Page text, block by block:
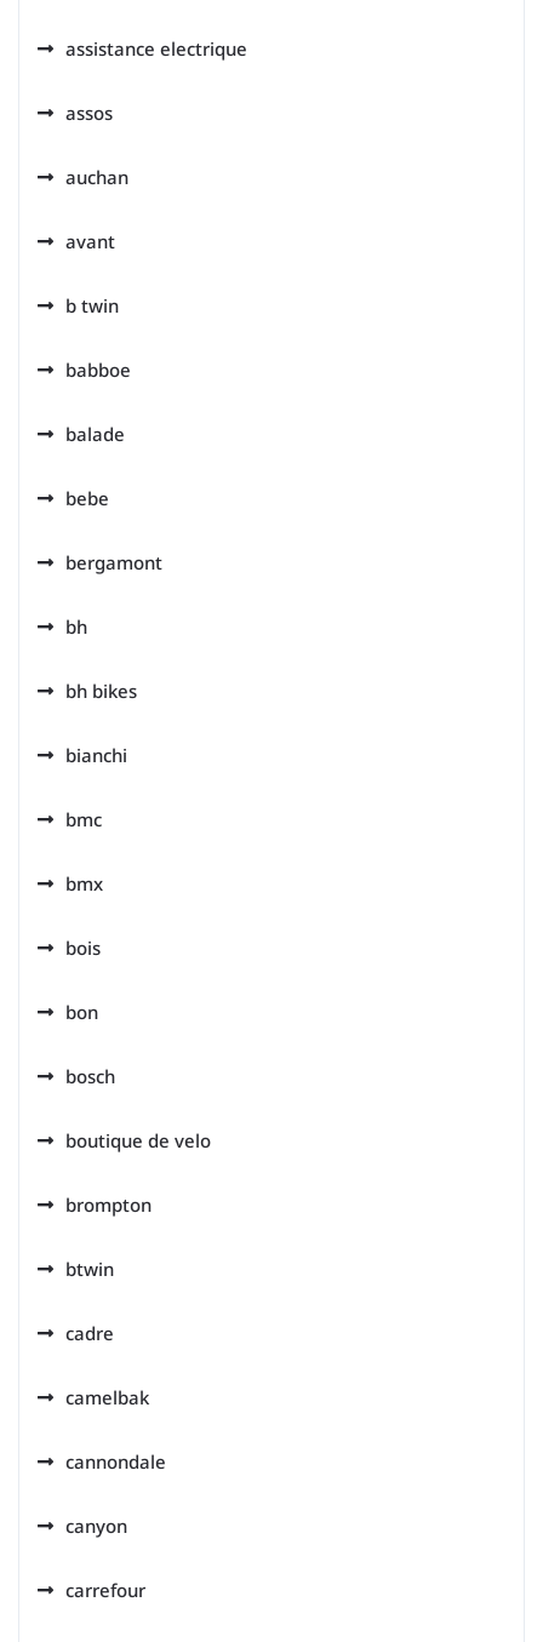
assistance electrique
assos
auchan
avant
b twin
babboe
balade
bebe
bergamont
bh
bh bikes
bianchi
bmc
bmx
bois
bon
bosch
boutique de velo
brompton
btwin
cadre
camelbak
cannondale
canyon
carrefour